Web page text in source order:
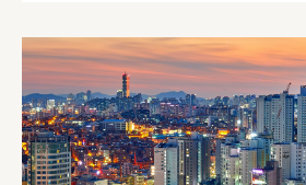
reformulering redan stärker
varför smarta partnerskap är
otydliga regler.